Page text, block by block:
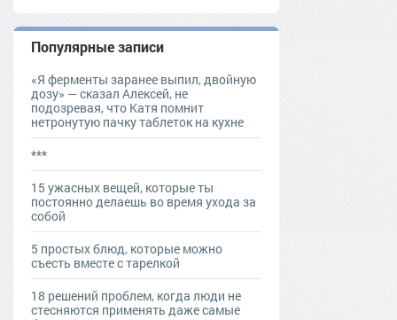
Популярные записи
«Я ферменты заранее выпил, двойную
дозу» — сказал Алексей, не
подозревая, что Катя помнит
нетронутую пачку таблеток на кухне
***
15 ужасных вещей, которые ты
постоянно делаешь во время ухода за
собой
5 простых блюд, которые можно
съесть вместе с тарелкой
18 решений проблем, когда люди не
стесняются применять даже самые